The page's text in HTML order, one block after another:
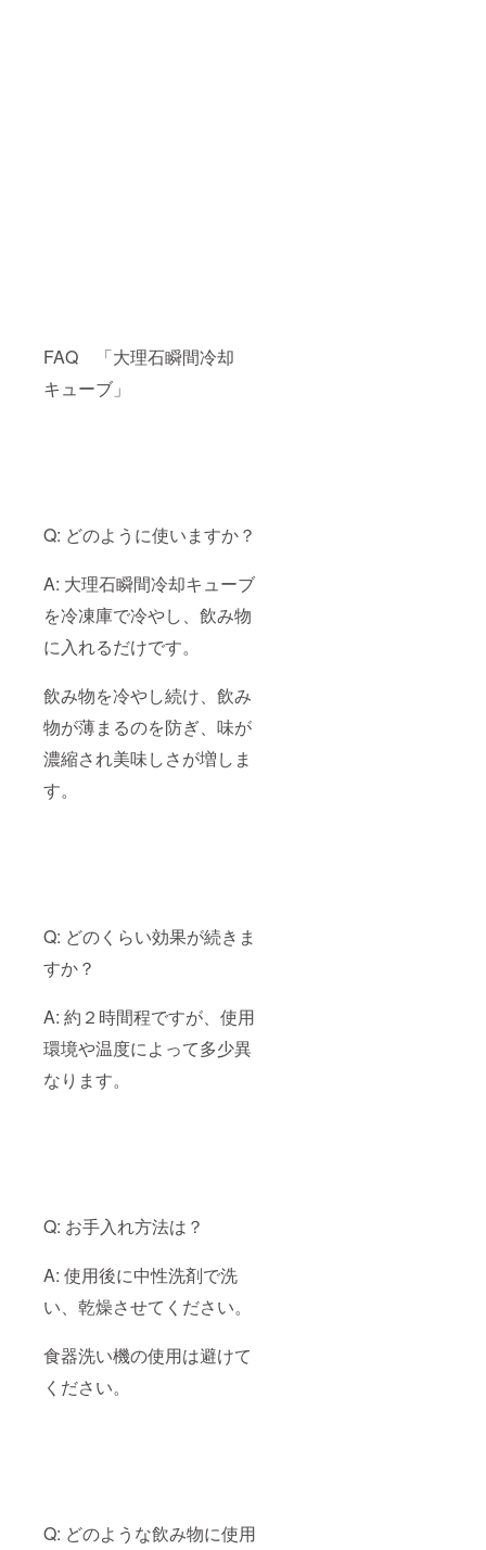
FAQ 「大理石瞬間冷却
キューブ」
Q: どのように使いますか？
A: 大理石瞬間冷却キューブ
を冷凍庫で冷やし、飲み物
に入れるだけです。
飲み物を冷やし続け、飲み
物が薄まるのを防ぎ、味が
濃縮され美味しさが増しま
す。
Q: どのくらい効果が続きま
すか？
A: 約２時間程ですが、使用
環境や温度によって多少異
なります。
Q: お手入れ方法は？
A: 使用後に中性洗剤で洗
い、乾燥させてください。
食器洗い機の使用は避けて
ください。
Q: どのような飲み物に使用